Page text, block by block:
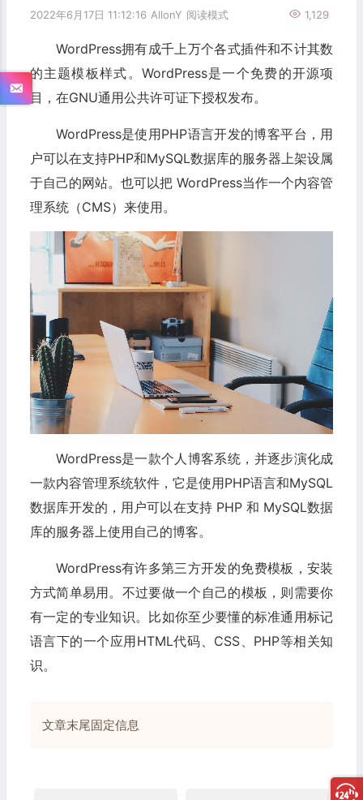
2022年6月17日 11:12:16 AllonY 1,129
阅读模式
WordPress拥有成千上万个各式插件和不计其数
的主题模板样式。WordPress是一个免费的开源项
目，在GNU通用公共许可证下授权发布。
WordPress是使用PHP语言开发的博客平台，用
户可以在支持PHP和MySQL数据库的服务器上架设属
于自己的网站。也可以把 WordPress当作一个内容管
理系统（CMS）来使用。
WordPress是一款个人博客系统，并逐步演化成
一款内容管理系统软件，它是使用PHP语言和MySQL
数据库开发的，用户可以在支持 PHP 和 MySQL数据
库的服务器上使用自己的博客。
WordPress有许多第三方开发的免费模板，安装
方式简单易用。不过要做一个自己的模板，则需要你
有一定的专业知识。比如你至少要懂的标准通用标记
语言下的一个应用HTML代码、CSS、PHP等相关知
识。
文章末尾固定信息